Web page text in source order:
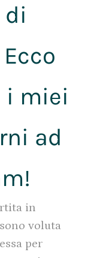
di
i miei
ad
in
voluta
per